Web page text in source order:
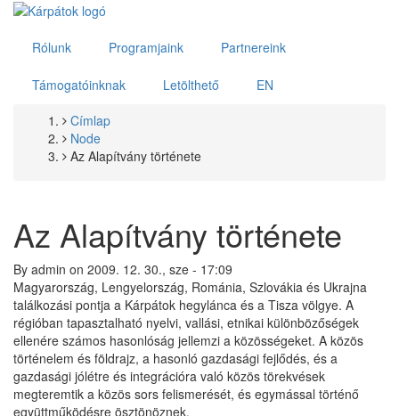
Ugrás
tartalomra
Rólunk Programjaink Partnereink
Támogatóinknak Letölthető EN
Morzsa
Címlap
Node
Az Alapítvány története
Az Alapítvány története
By admin on 2009. 12. 30., sze - 17:09
Magyarország, Lengyelország, Románia, Szlovákia és Ukrajna
találkozási pontja a Kárpátok hegylánca és a Tisza völgye. A
régióban tapasztalható nyelvi, vallási, etnikai különbözőségek
ellenére számos hasonlóság jellemzi a közösségeket. A közös
történelem és földrajz, a hasonló gazdasági fejlődés, és a
gazdasági jólétre és integrációra való közös törekvések
megteremtik a közös sors felismerését, és egymással történő
együttműködésre ösztönöznek.